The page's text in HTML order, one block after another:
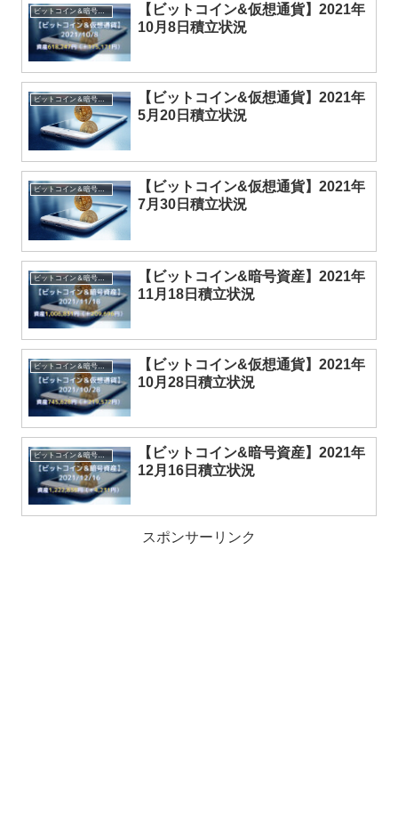
ビットコイン＆暗号資産
【ビットコイン&仮想通貨】2021年
10月8日積立状況
ビットコイン＆暗号資産
【ビットコイン&仮想通貨】2021年
5月20日積立状況
ビットコイン＆暗号資産
【ビットコイン&仮想通貨】2021年
7月30日積立状況
ビットコイン＆暗号資産
【ビットコイン&暗号資産】2021年
11月18日積立状況
ビットコイン＆暗号資産
【ビットコイン&仮想通貨】2021年
10月28日積立状況
【ビットコイン&暗号資産】2021年
12月16日積立状況
スポンサーリンク